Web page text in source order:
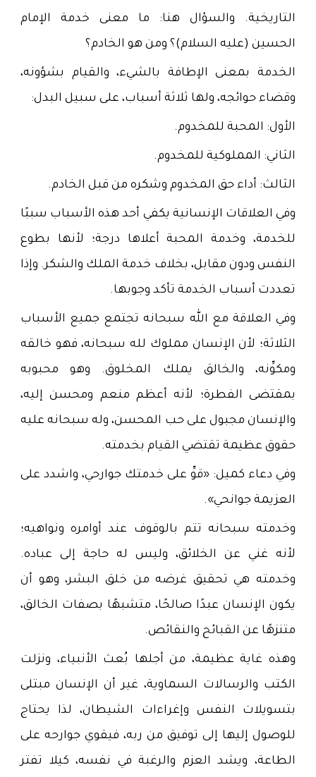
التاريخية. والسؤال هنا: ما معنى خدمة الإمام
الحسين (عليه السلام)؟ ومن هو الخادم؟
الخدمة بمعنى الإطافة بالشيء، والقيام بشؤونه،
وقضاء حوائجه، ولها ثلاثة أسباب، على سبيل البدل:
الأول: المحبة للمخدوم.
الثاني: المملوكية للمخدوم.
الثالث: أداء حق المخدوم وشكره من قبل الخادم.
وفي العلاقات الإنسانية يكفي أحد هذه الأسباب سببًا
للخدمة، وخدمة المحبة أعلاها درجة؛ لأنها بطوع
النفس ودون مقابل، بخلاف خدمة الملك والشكر. وإذا
تعددت أسباب الخدمة تأكد وجوبها.
وفي العلاقة مع الله سبحانه تجتمع جميع الأسباب
الثلاثة؛ لأن الإنسان مملوك لله سبحانه، فهو خالقه
ومكوِّنه، والخالق يملك المخلوق. وهو محبوبه
بمقتضى الفطرة؛ لأنه أعظم منعم ومحسن إليه،
والإنسان مجبول على حب المحسن، وله سبحانه عليه
حقوق عظيمة تقتضي القيام بخدمته.
وفي دعاء كميل: «قوِّ على خدمتك جوارحي، واشدد على
العزيمة جوانحي».
وخدمته سبحانه تتم بالوقوف عند أوامره ونواهيه؛
لأنه غني عن الخلائق، وليس له حاجة إلى عباده.
وخدمته هي تحقيق غرضه من خلق البشر، وهو أن
يكون الإنسان عبدًا صالحًا، متشبهًا بصفات الخالق،
متنزهًا عن القبائح والنقائص.
وهذه غاية عظيمة، من أجلها بُعث الأنبياء، ونزلت
الكتب والرسالات السماوية، غير أن الإنسان مبتلى
بتسويلات النفس وإغراءات الشيطان، لذا يحتاج
للوصول إليها إلى توفيق من ربه، فيقوي جوارحه على
الطاعة، ويشد العزم والرغبة في نفسه، كيلا تفتر